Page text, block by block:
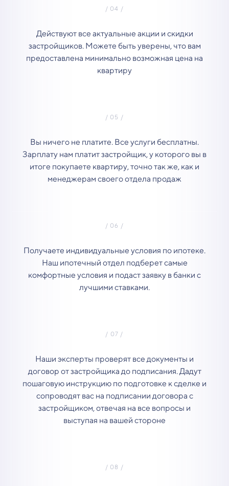
Действуют все актуальные акции и скидки
застройщиков. Можете быть уверены, что вам
предоставлена минимально возможная цена на
квартиру
Вы ничего не платите. Все услуги бесплатны.
Зарплату нам платит застройщик, у которого вы в
итоге покупаете квартиру, точно так же, как и
менеджерам своего отдела продаж
Получаете индивидуальные условия по ипотеке.
Наш ипотечный отдел подберет самые
комфортные условия и подаст заявку в банки с
лучшими ставками.
Наши эксперты проверят все документы и
договор от застройщика до подписания. Дадут
пошаговую инструкцию по подготовке к сделке и
сопроводят вас на подписании договора с
застройщиком, отвечая на все вопросы и
выступая на вашей стороне